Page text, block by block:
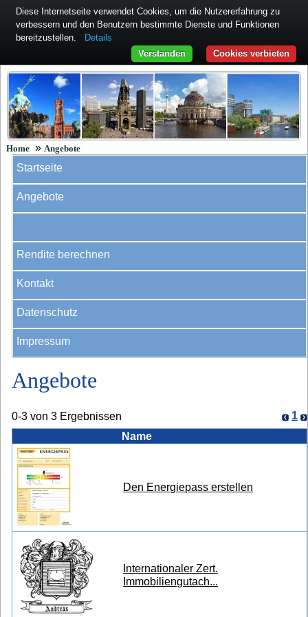
Home » Angebote
Startseite
Angebote
Rendite berechnen
Kontakt
Datenschutz
Impressum
Angebote
0-3 von 3 Ergebnissen
1
Name
Den Energiepass erstellen
Internationaler Zert.
Immobiliengutach...
Diese Internetseite verwendet Cookies, um die Nutzererfahrung zu
verbessern und den Benutzern bestimmte Dienste und Funktionen
bereitzustellen.
Details
Cookies verbieten
Verstanden